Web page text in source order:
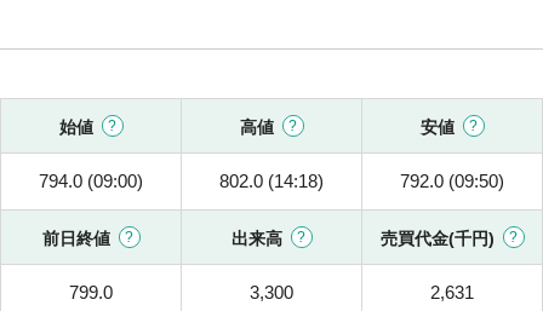
始値 高値 安値
794.0 (09:00) 802.0 (14:18) 792.0 (09:50)
前日終値 出来高 売買代金(千円)
799.0 3,300 2,631